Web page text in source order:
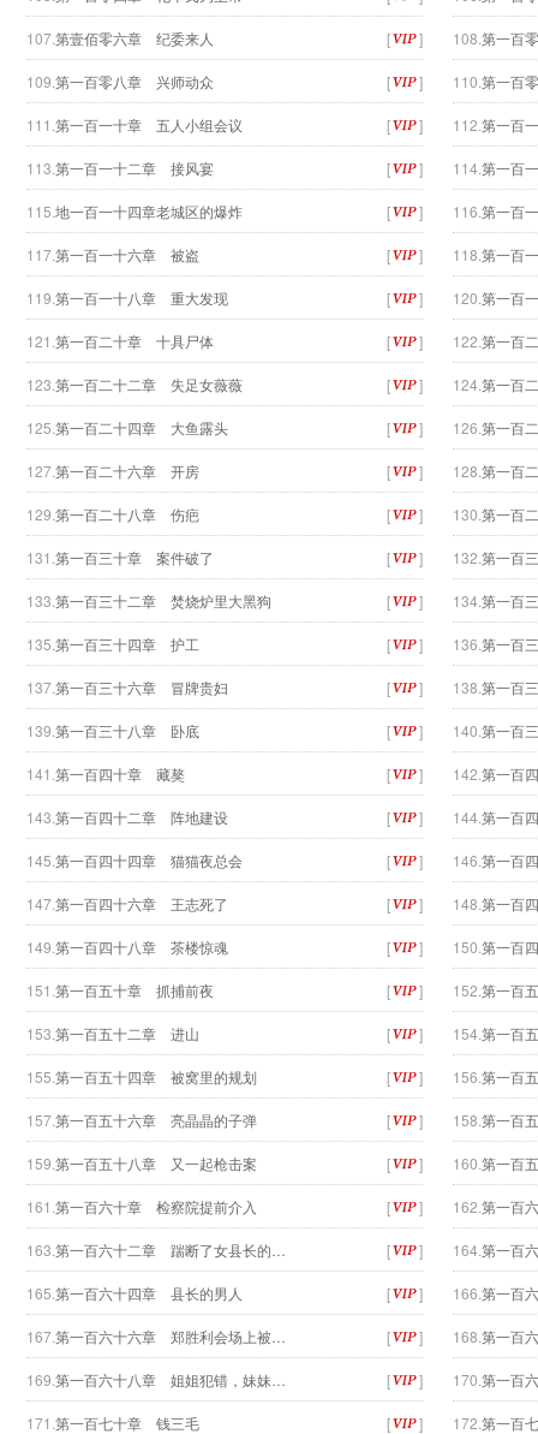
107.第壹佰零六章 纪委来人 [ ] 108. 第一百
109. 第一百零八章 兴师动众 [ ] 110. 第一百
111. 第一百一十章 五人小组会议 [ ] 112. 第一百
113. 第一百一十二章 接风宴 [ ] 114. 第一百
115. 地一百一十四章老城区的爆炸 [ ] 116. 第一百
117.第一百一十六章 被盗 [ ] 118. 第一百
119. 第一百一十八章 重大发现 [ ] 120. 第一百
121. 第一百二十章 十具尸体 [ ] 122. 第一百
123. 第一百二十二章 失足女薇薇 [ ] 124. 第一百
125. 第一百二十四章 大鱼露头 [ ] 126. 第一百
127.第一百二十六章 开房 [ ] 128. 第一百
129. 第一百二十八章 伤疤 [ ] 130. 第一百
131. 第一百三十章 案件破了 [ ] 132. 第一百
133. 第一百三十二章 焚烧炉里大黑狗 [ ] 134. 第一百
135. 第一百三十四章 护工 [ ] 136. 第一百
137.第一百三十六章 冒牌贵妇 [ ] 138. 第一百
139. 第一百三十八章 卧底 [ ] 140. 第一百
141. 第一百四十章 藏獒 [ ] 142. 第一百
143. 第一百四十二章 阵地建设 [ ] 144. 第一百
145. 第一百四十四章 猫猫夜总会 [ ] 146. 第一百
147.第一百四十六章 王志死了 [ ] 148. 第一百
149. 第一百四十八章 茶楼惊魂 [ ] 150. 第一百
151. 第一百五十章 抓捕前夜 [ ] 152. 第一百
153. 第一百五十二章 进山 [ ] 154. 第一百
155. 第一百五十四章 被窝里的规划 [ ] 156. 第一百
157.第一百五十六章 亮晶晶的子弹 [ ] 158. 第一百
159. 第一百五十八章 又一起枪击案 [ ] 160. 第一百
161. 第一百六十章 检察院提前介入 [ ] 162. 第一百
163. 第一百六十二章 踹断了女县长的… [ ] 164. 第一百
165. 第一百六十四章 县长的男人 [ ] 166. 第一百
167.第一百六十六章 郑胜利会场上被… [ ] 168. 第一百
169. 第一百六十八章 姐姐犯错，妹妹… [ ] 170. 第一百
171. 第一百七十章 钱三毛 [ ] 172. 第一百